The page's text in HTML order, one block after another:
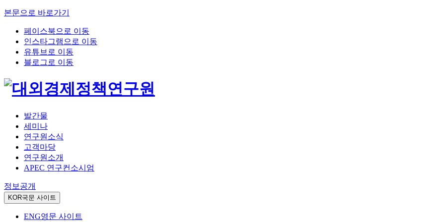
본문으로 바로가기
페이스북으로 이동
인스타그램으로 이동
유튜브로 이동
블로그로 이동
발간물
세미나
연구원소식
고객마당
연구원소개
APEC 연구컨소시엄
정보공개
KOR국문 사이트
ENG영문 사이트